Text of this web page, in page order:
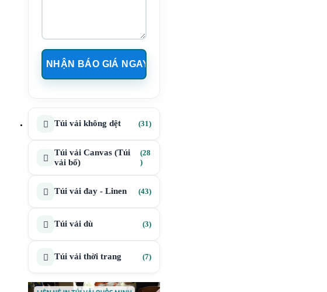
Túi vải không dệt 3131
phẩm
Túi vải Canvas (Túi
vải bố)
28
28
Túi vải đay - Linen 4343
phẩm
Túi vải dù 33
phẩm
Túi vải thời trang 77